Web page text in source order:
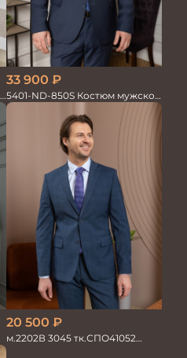
33 900 ₽
5401-ND-850S Костюм мужской
двойка
20 500 ₽
м.2202В 3045 тк.СПО41052